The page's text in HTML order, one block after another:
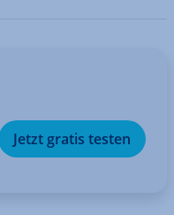
Jetzt gratis testen